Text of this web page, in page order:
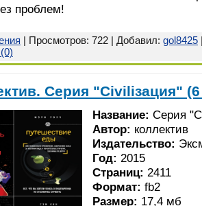
проблем!
| Просмотров: 722 | Добавил: gol8425
Серия "Civiliзация" (6
Название: Серия
Автор: коллектив
Издательство:
Год: 2015
Страниц: 2411
Формат: fb2
Размер: 17,4 мб